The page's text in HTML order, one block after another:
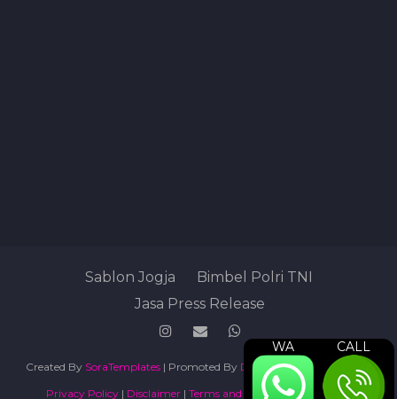
WA CALL
Sablon Jogja
Bimbel Polri TNI
Jasa Press Release
Created By SoraTemplates| Promoted By Digital Marketing Agency
Privacy Policy | Disclaimer | Terms and Conditions| Sitemap